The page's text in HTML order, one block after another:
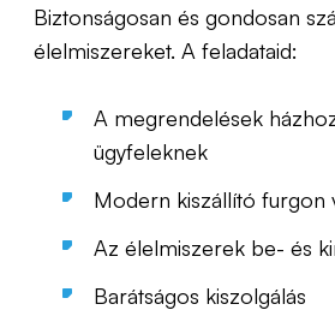
Biztonságosan és gondosan
élelmiszereket. A feladataid:
A megrendelések
ügyfeleknek
Modern kiszállító furgon
Az élelmiszerek be- és
Barátságos kiszolgálás